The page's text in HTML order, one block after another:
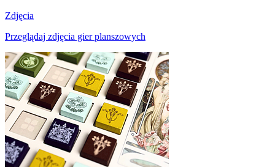
Zdjęcia
Przeglądaj zdjęcia gier planszowych